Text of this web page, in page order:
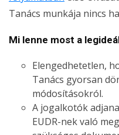
Tanács munkája nincs
Mi lenne most a
Elengedhetetlen,
Tanács gyorsan
módosításokról.
A jogalkotók
EUDR-nek való